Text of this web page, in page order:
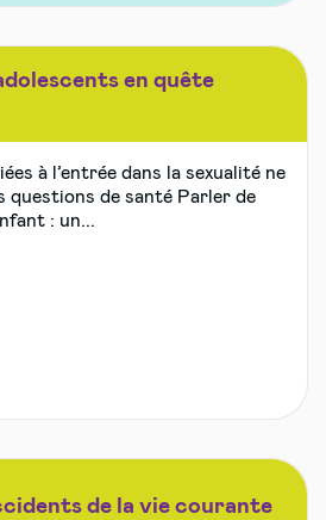
en quête
à l’entrée dans la sexualité ne
questions de santé Parler de
: un...
de la vie courante